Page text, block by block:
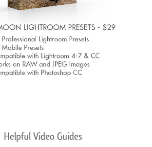
Helpful Video Guides